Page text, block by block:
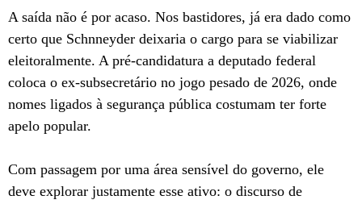
A saída não é por acaso. Nos bastidores, já era dado como
certo que Schnneyder deixaria o cargo para se viabilizar
eleitoralmente. A pré-candidatura a deputado federal
coloca o ex-subsecretário no jogo pesado de 2026, onde
nomes ligados à segurança pública costumam ter forte
apelo popular.
Com passagem por uma área sensível do governo, ele
deve explorar justamente esse ativo: o discurso de